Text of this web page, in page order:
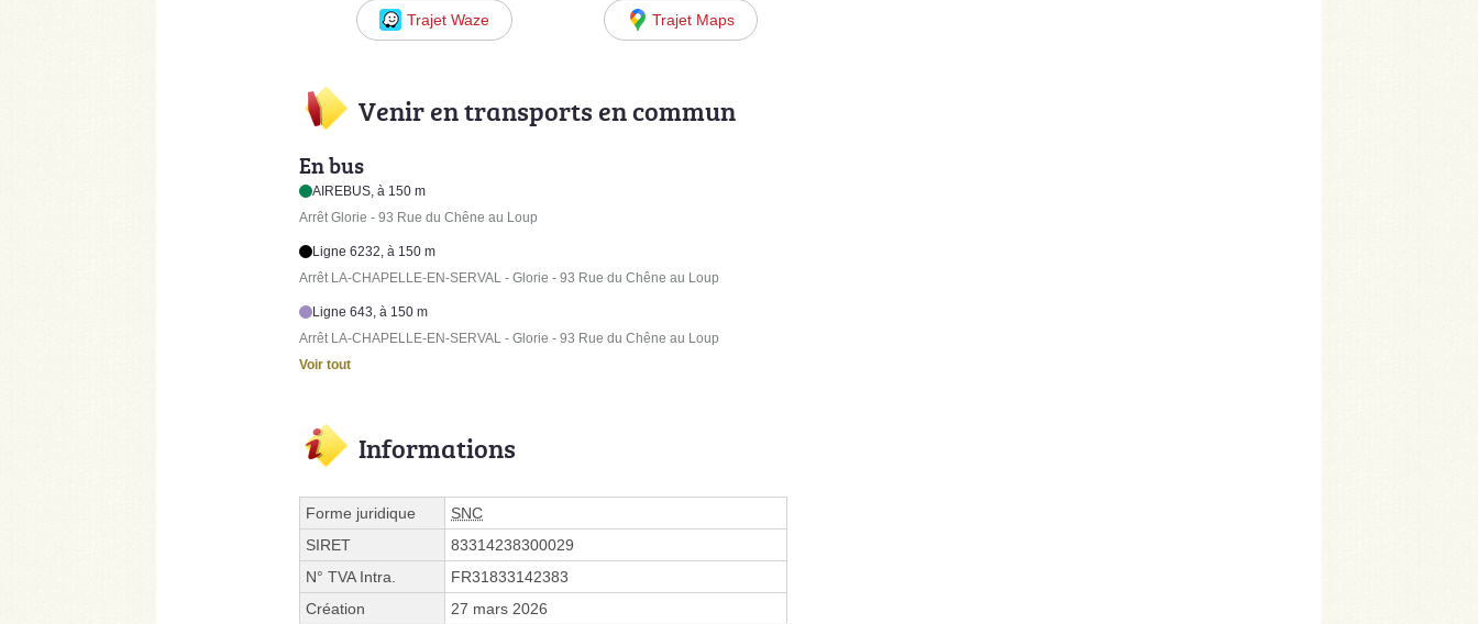
Trajet Waze Trajet Maps
Venir en transports en commun
En bus
AIREBUS, à 150 m
Arrêt Glorie - 93 Rue du Chêne au Loup
Ligne 6232, à 150 m
Arrêt LA-CHAPELLE-EN-SERVAL - Glorie - 93 Rue du Chêne au Loup
Ligne 643, à 150 m
Arrêt LA-CHAPELLE-EN-SERVAL - Glorie - 93 Rue du Chêne au Loup
Voir tout
Informations
Forme juridique
SNC
SIRET
83314238300029
N° TVA Intra.
FR31833142383
Création
27 mars 2026